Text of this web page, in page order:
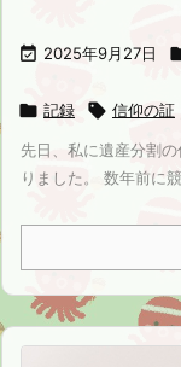
 2025年9月27日
 記録  信仰の証
先日、私に遺産分割
りました。 数年前に